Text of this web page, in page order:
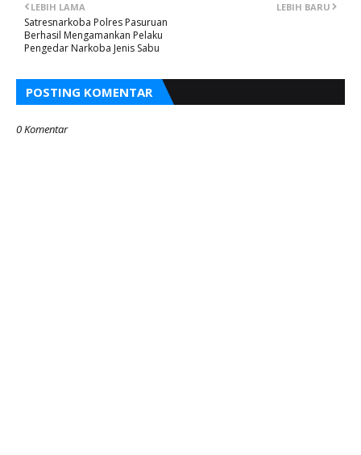
LEBIH BARU
LEBIH LAMA
Satresnarkoba Polres Pasuruan
Berhasil Mengamankan Pelaku
Pengedar Narkoba Jenis Sabu
POSTING KOMENTAR
0 Komentar